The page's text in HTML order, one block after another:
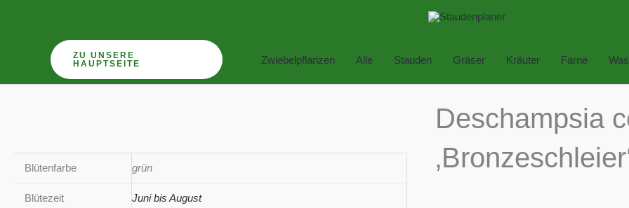
ZU UNSERE
HAUPTSEITE
Zwiebelpflanzen Alle Stauden Gräser Kräuter Farne
Blütenfarbe grün
Blütezeit Juni bis August
Deschampsia